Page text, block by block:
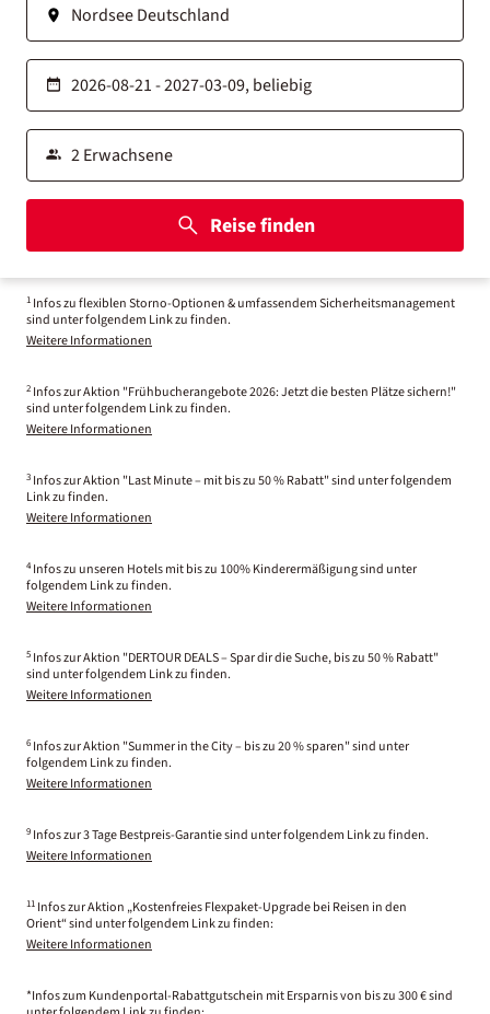
Reise finden
1 Infos zu flexiblen Storno-Optionen & umfassendem Sicherheitsmanagement
sind unter folgendem Link zu finden.
Weitere Informationen
2 Infos zur Aktion "Frühbucherangebote 2026: Jetzt die besten Plätze sichern!"
sind unter folgendem Link zu finden.
Weitere Informationen
3 Infos zur Aktion "Last Minute – mit bis zu 50 % Rabatt" sind unter folgendem
Link zu finden.
Weitere Informationen
4 Infos zu unseren Hotels mit bis zu 100% Kinderermäßigung sind unter
folgendem Link zu finden.
Weitere Informationen
5 Infos zur Aktion "DERTOUR DEALS – Spar dir die Suche, bis zu 50 % Rabatt"
sind unter folgendem Link zu finden.
Weitere Informationen
6 Infos zur Aktion "Summer in the City – bis zu 20 % sparen" sind unter
folgendem Link zu finden.
Weitere Informationen
9 Infos zur 3 Tage Bestpreis-Garantie sind unter folgendem Link zu finden.
Weitere Informationen
11 Infos zur Aktion „Kostenfreies Flexpaket-Upgrade bei Reisen in den
Orient“ sind unter folgendem Link zu finden:
Weitere Informationen
*Infos zum Kundenportal-Rabattgutschein mit Ersparnis von bis zu 300 € sind